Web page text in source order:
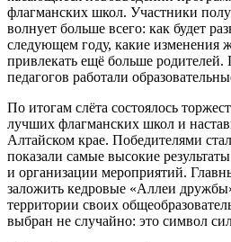
флагманских школ. Участники
волнует больше всего: как будет
следующем году, какие изменения
привлекать ещё больше родителей.
педагогов работали
По итогам слёта состоялось
лучших флагманских школ и
Алтайском крае. Победителями
показали самые высокие
и организации мероприятий.
заложить кедровые «Аллеи
территории своих
выбран не случайно: это символ